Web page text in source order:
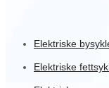
Elektriske
Elektriske